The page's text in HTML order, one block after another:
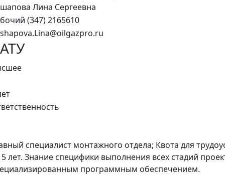
Лина Сергеевна
(347) 2165610
специалист монтажного отдела; Квота для
5 лет. Знание специфики выполнения всех стадий
программным обеспечением.